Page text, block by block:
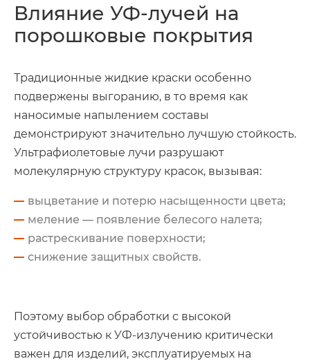
Влияние УФ-лучей на
порошковые покрытия
Традиционные жидкие краски особенно
подвержены выгоранию, в то время как
наносимые напылением составы
демонстрируют значительно лучшую стойкость.
Ультрафиолетовые лучи разрушают
молекулярную структуру красок, вызывая:
выцветание и потерю насыщенности цвета;
меление — появление белесого налета;
растрескивание поверхности;
снижение защитных свойств.
Поэтому выбор обработки с высокой
устойчивостью к УФ-излучению критически
важен для изделий, эксплуатируемых на